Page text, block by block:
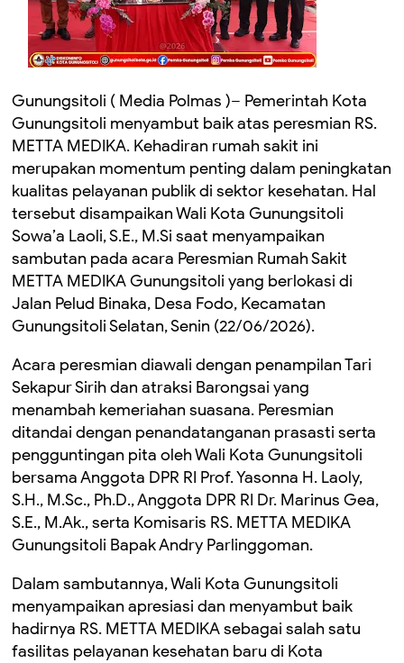
Gunungsitoli ( Media Polmas )– Pemerintah Kota
Gunungsitoli menyambut baik atas peresmian RS.
METTA MEDIKA. Kehadiran rumah sakit ini
merupakan momentum penting dalam peningkatan
kualitas pelayanan publik di sektor kesehatan. Hal
tersebut disampaikan Wali Kota Gunungsitoli
Sowa’a Laoli, S.E., M.Si saat menyampaikan
sambutan pada acara Peresmian Rumah Sakit
METTA MEDIKA Gunungsitoli yang berlokasi di
Jalan Pelud Binaka, Desa Fodo, Kecamatan
Gunungsitoli Selatan, Senin (22/06/2026).
Acara peresmian diawali dengan penampilan Tari
Sekapur Sirih dan atraksi Barongsai yang
menambah kemeriahan suasana. Peresmian
ditandai dengan penandatanganan prasasti serta
pengguntingan pita oleh Wali Kota Gunungsitoli
bersama Anggota DPR RI Prof. Yasonna H. Laoly,
S.H., M.Sc., Ph.D., Anggota DPR RI Dr. Marinus Gea,
S.E., M.Ak., serta Komisaris RS. METTA MEDIKA
Gunungsitoli Bapak Andry Parlinggoman.
Dalam sambutannya, Wali Kota Gunungsitoli
menyampaikan apresiasi dan menyambut baik
hadirnya RS. METTA MEDIKA sebagai salah satu
fasilitas pelayanan kesehatan baru di Kota